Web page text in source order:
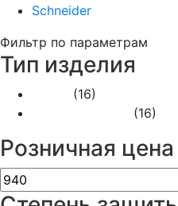
Schneider
Фильтр по параметрам
Тип изделия
(16)
(16)
Розничная цена